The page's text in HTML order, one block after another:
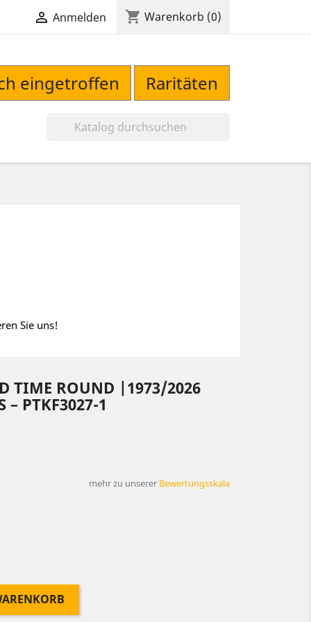
 Anmelden shopping_cart Warenkorb (0)
eingetroffen Raritäten
Sie uns!
TIME ROUND |1973/2026
– PTKF3027-1
mehr zu unserer Bewertungsskala